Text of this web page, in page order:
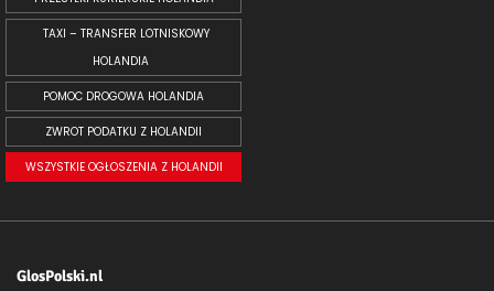
TAXI – TRANSFER LOTNISKOWY
HOLANDIA
POMOC DROGOWA HOLANDIA
ZWROT PODATKU Z HOLANDII
WSZYSTKIE OGŁOSZENIA Z HOLANDII
GlosPolski.nl